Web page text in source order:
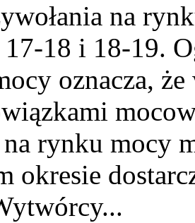
na
18 i 18-19.
oznacza,
rynku mocy
okresie